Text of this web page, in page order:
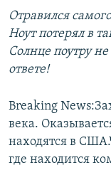
Отравился
Ноут потерял в
Солнце поутру
ответе!
Breaking
века.
находятся в
где находится